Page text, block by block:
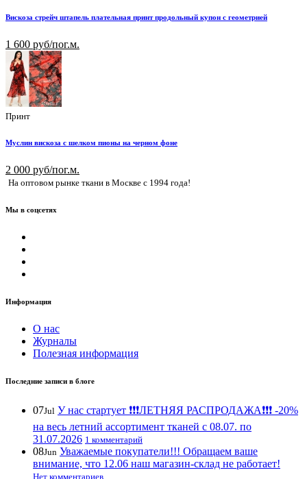
Вискоза стрейч штапель плательная принт продольный купон с геометрией
1 600 руб/пог.м.
Принт
Муслин вискоза с шелком пионы на черном фоне
2 000 руб/пог.м.
На оптовом рынке ткани в Москве с 1994 года!
Мы в соцсетях
Информация
О нас
Журналы
Полезная информация
Последние записи в блоге
07Jul У нас стартует ❗️❗️❗️ЛЕТНЯЯ РАСПРОДАЖА❗️❗️❗️ -20%
на весь летний ассортимент тканей с 08.07. по
31.07.2026 1 комментарий
08Jun Уважаемые покупатели!!! Обращаем ваше
внимание, что 12.06 наш магазин-склад не работает!
Нет комментариев